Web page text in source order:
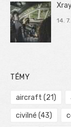
14.
TÉMY
aircraft (21)
civilné (43)